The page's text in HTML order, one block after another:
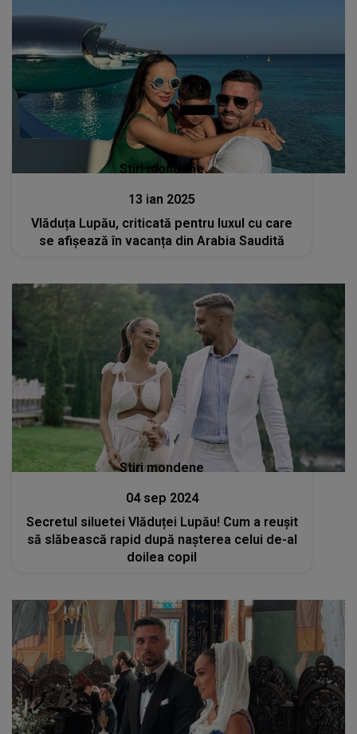
Stiri mondene
13 ian 2025
Vlăduța Lupău, criticată pentru luxul cu care
se afișează în vacanța din Arabia Saudită
Stiri mondene
04 sep 2024
Secretul siluetei Vlăduței Lupău! Cum a reușit
să slăbească rapid după nașterea celui de-al
doilea copil